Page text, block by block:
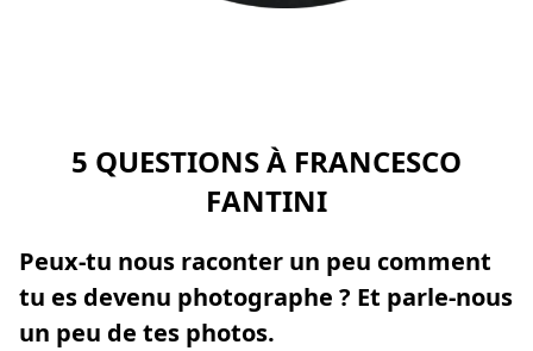
5 QUESTIONS À FRANCESCO
FANTINI
Peux-tu nous raconter un peu comment
tu es devenu photographe ? Et parle-nous
un peu de tes photos.